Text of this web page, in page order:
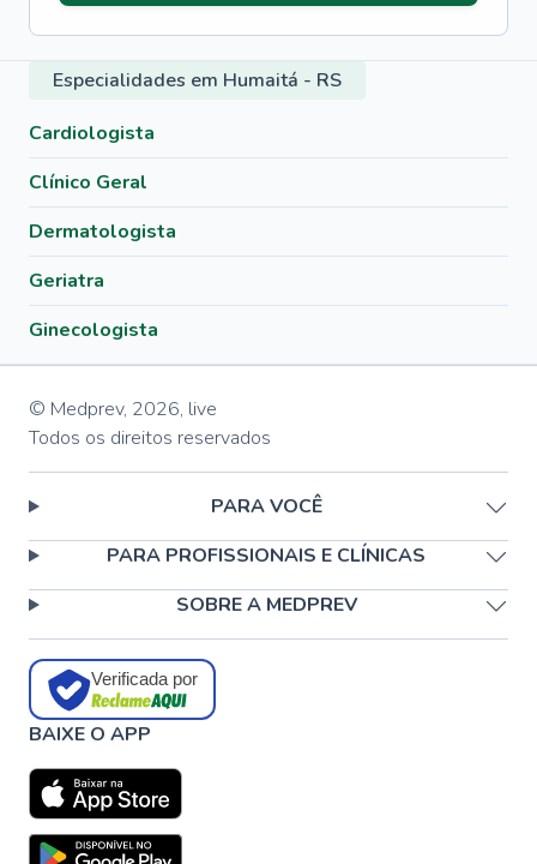
Especialidades em Humaitá - RS
Cardiologista
Clínico Geral
Dermatologista
Geriatra
Ginecologista
© Medprev, 2026, live
Todos os direitos reservados
PARA VOCÊ
PARA PROFISSIONAIS E CLÍNICAS
SOBRE A MEDPREV
Verificada por
BAIXE O APP